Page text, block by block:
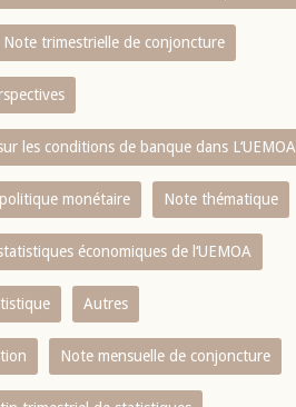
Note trimestrielle de conjoncture
les conditions de banque dans L‘UEMOA
monétaire Note thématique
économiques de l‘UEMOA
Autres
Note mensuelle de conjoncture